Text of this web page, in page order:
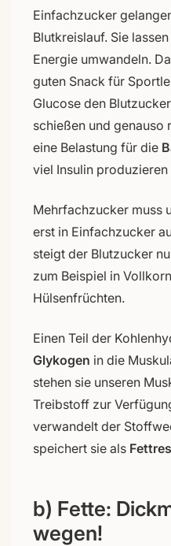
Einfachzucker
Blutkreislauf. Sie
Energie umwandeln.
guten Snack für
Glucose den
schießen und genauso
eine Belastung für die
viel Insulin produzieren
Mehrfachzucker muss
erst in Einfachzucker
steigt der Blutzucker
zum Beispiel in
Hülsenfrüchten.
Einen Teil der
Glykogen in die
stehen sie unseren
Treibstoff zur
verwandelt der
speichert sie als
b) Fette:
wegen!